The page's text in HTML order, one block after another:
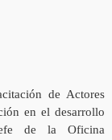
de Actores
en el desarrollo
de la Oficina